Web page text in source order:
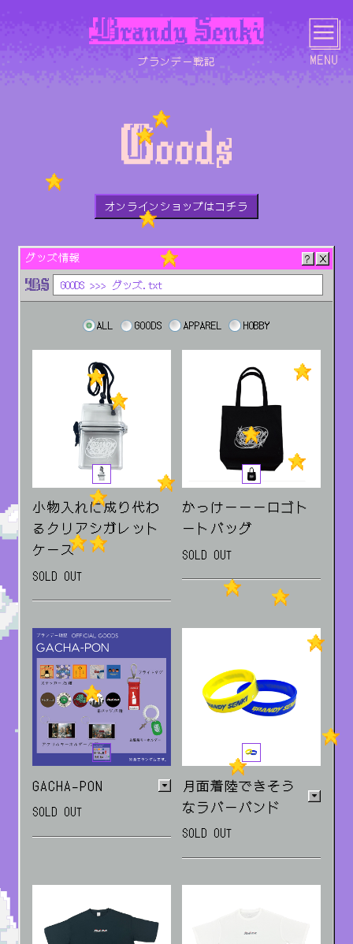
ブランデー戦記
NEWS LIVE
SCHEDULE BIOGRAPHY DISCOGRAPHY LYRICS
オンラインショップはコチラ
グッズ情報
GOODS >>> グッズ.txt
ALL GOODS APPAREL HOBBY
小物入れに成り代わ
るクリアシガレット
ケース
SOLD OUT
かっけーーーロゴト
ートバッグ
SOLD OUT
GACHA-PON
SOLD OUT
ステッカー5種・缶バッ
ランダム販売
月面着陸できそう
なラバーバンド
SOLD OUT
青/黄